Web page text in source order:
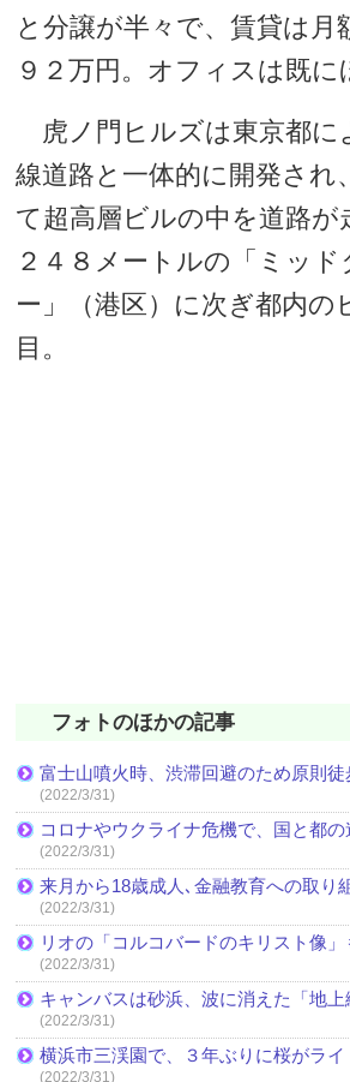
と分譲が半々で、賃貸は月
９２万円。オフィスは既に
虎ノ門ヒルズは東京都に
線道路と一体的に開発され
て超高層ビルの中を道路が
２４８メートルの「ミッド
ー」（港区）に次ぎ都内の
目。
フォトのほかの記事
富士山噴火時、渋滞回避のため原則徒
(2022/3/31)
コロナやウクライナ危機で、国と都
(2022/3/31)
来月から18歳成人､金融教育への取り
(2022/3/31)
リオの「コルコバードのキリスト像」
(2022/3/31)
キャンバスは砂浜、波に消えた「地上
(2022/3/31)
横浜市三渓園で、３年ぶりに桜がラ
(2022/3/31)